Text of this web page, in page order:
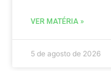
VER MATÉRIA »
5 de agosto de 2026